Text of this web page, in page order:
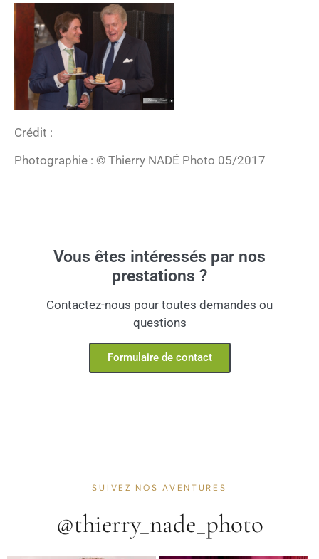
Crédit :
Photographie : © Thierry NADÉ Photo 05/2017
Vous êtes intéressés par nos
prestations ?
Contactez-nous pour toutes demandes ou
questions
Formulaire de contact
SUIVEZ NOS AVENTURES
@thierry_nade_photo